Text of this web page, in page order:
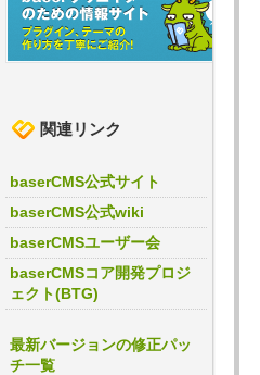
関連リンク
baserCMS公式サイト
baserCMS公式wiki
baserCMSユーザー会
baserCMSコア開発プロジ
ェクト(BTG)
最新バージョンの修正パッ
チ一覧